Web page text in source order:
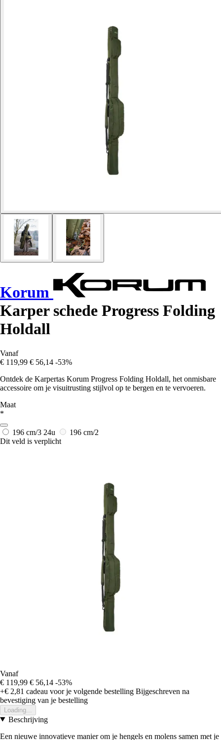
Korum
Karper schede Progress Folding
Holdall
Vanaf
€ 119,99 € 56,14 -53%
Ontdek de Karpertas Korum Progress Folding Holdall, het onmisbare
accessoire om je visuitrusting stijlvol op te bergen en te vervoeren.
Maat
*
196 cm/3 24u
196 cm/2
Dit veld is verplicht
Vanaf
€ 119,99 € 56,14 -53%
+€ 2,81 cadeau voor je volgende bestelling Bijgeschreven na
bevestiging van je bestelling
Loading...
Beschrijving
Een nieuwe innovatieve manier om je hengels en molens samen met je